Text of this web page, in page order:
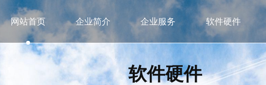
网站首页 企业简介 企业服务 软件硬件
软件硬件